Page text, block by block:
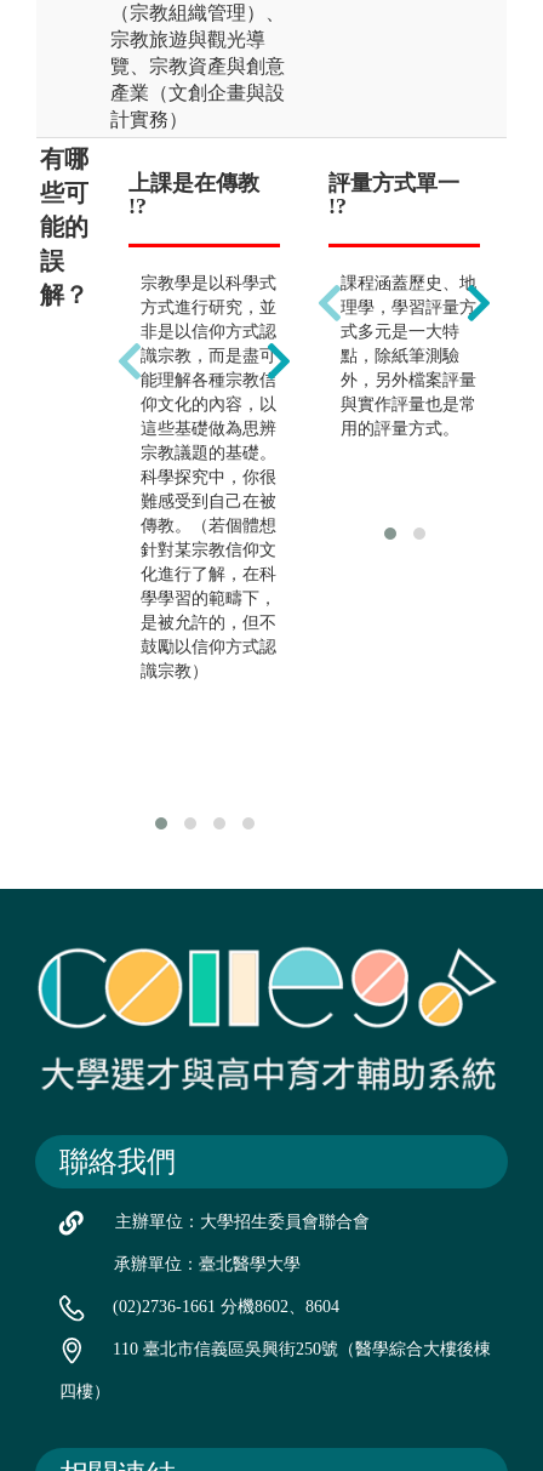
（宗教組織管理）、
宗教旅遊與觀光導
覽、宗教資產與創意
產業（文創企畫與設
計實務）
有哪
些可
能的
誤
解？
上課是在傳教
!?
宗教學是以科學式
方式進行研究，並
非是以信仰方式認
識宗教，而是盡可
能理解各種宗教信
仰文化的內容，以
這些基礎做為思辨
宗教議題的基礎。
科學探究中，你很
難感受到自己在被
傳教。（若個體想
針對某宗教信仰文
化進行了解，在科
學學習的範疇下，
是被允許的，但不
鼓勵以信仰方式認
識宗教）
畢業即出家或
當神職人員 !?
其實要當神職人
員，還得讀神學
院、佛學院呢，雖
然宗教學類與此兩
學院有相對緊密的
接觸，但宗教學類
仍是以培養宗教研
導向的發展跡象，
評量方式單一
!?
課程涵蓋歷史、地
理學，學習評量方
式多元是一大特
點，除紙筆測驗
外，另外檔案評量
與實作評量也是常
用的評量方式。
聯絡我們
主辦單位：大學招生委員會聯合會
承辦單位：臺北醫學大學
(02)2736-1661 分機8602、8604
110 臺北市信義區吳興街250號（醫學綜合大樓後棟
四樓）